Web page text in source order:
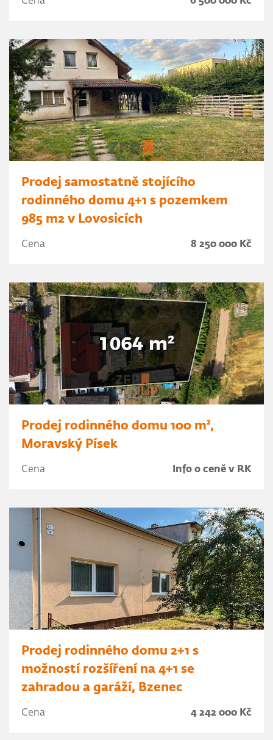
Prodej samostatně stojícího
rodinného domu 4+1 s pozemkem
985 m2 v Lovosicích
Cena 8 250 000 Kč
Prodej rodinného domu 100 m²,
Moravský Písek
Cena Info o ceně v RK
Prodej rodinného domu 2+1 s
možností rozšíření na 4+1 se
zahradou a garáží, Bzenec
Cena 4 242 000 Kč